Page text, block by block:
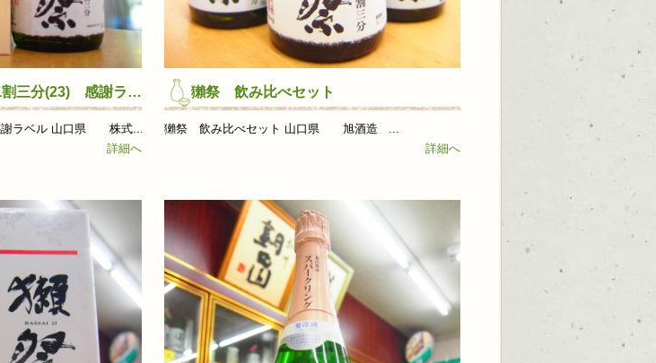
獺祭 純米大吟醸二割三分(23) 感謝ラベル
ラベル 山口県 株式...
詳細へ
獺祭 飲み比べセット
獺祭 飲み比べセット 山口県 旭酒造 ...
詳細へ